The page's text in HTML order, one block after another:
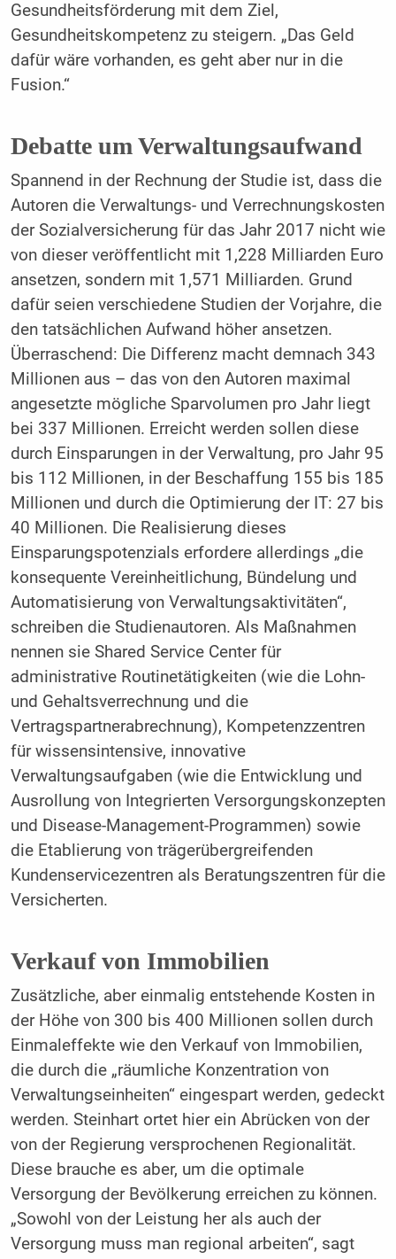
Gesundheitsförderung mit dem Ziel,
Gesundheitskompetenz zu steigern. „Das Geld
dafür wäre vorhanden, es geht aber nur in die
Fusion.“
Debatte um Verwaltungsaufwand
Spannend in der Rechnung der Studie ist, dass die
Autoren die Verwaltungs- und Verrechnungskosten
der Sozialversicherung für das Jahr 2017 nicht wie
von dieser veröffentlicht mit 1,228 Milliarden Euro
ansetzen, sondern mit 1,571 Milliarden. Grund
dafür seien verschiedene Studien der Vorjahre, die
den tatsächlichen Aufwand höher ansetzen.
Überraschend: Die Differenz macht demnach 343
Millionen aus – das von den Autoren maximal
angesetzte mögliche Sparvolumen pro Jahr liegt
bei 337 Millionen. Erreicht werden sollen diese
durch Einsparungen in der Verwaltung, pro Jahr 95
bis 112 Millionen, in der Beschaffung 155 bis 185
Millionen und durch die Optimierung der IT: 27 bis
40 Millionen. Die Realisierung dieses
Einsparungspotenzials erfordere allerdings „die
konsequente Vereinheitlichung, Bündelung und
Automatisierung von Verwaltungsaktivitäten“,
schreiben die Studienautoren. Als Maßnahmen
nennen sie Shared Service Center für
administrative Routinetätigkeiten (wie die Lohn-
und Gehaltsverrechnung und die
Vertragspartnerabrechnung), Kompetenzzentren
für wissensintensive, innovative
Verwaltungsaufgaben (wie die Entwicklung und
Ausrollung von Integrierten Versorgungskonzepten
und Disease-Management-Programmen) sowie
die Etablierung von trägerübergreifenden
Kundenservicezentren als Beratungszentren für die
Versicherten.
Verkauf von Immobilien
Zusätzliche, aber einmalig entstehende Kosten in
der Höhe von 300 bis 400 Millionen sollen durch
Einmaleffekte wie den Verkauf von Immobilien,
die durch die „räumliche Konzentration von
Verwaltungseinheiten“ eingespart werden, gedeckt
werden. Steinhart ortet hier ein Abrücken von der
von der Regierung versprochenen Regionalität.
Diese brauche es aber, um die optimale
Versorgung der Bevölkerung erreichen zu können.
„Sowohl von der Leistung her als auch der
Versorgung muss man regional arbeiten“, sagt